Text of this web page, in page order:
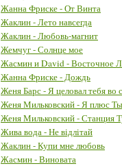
Жанна Фриске - От Винта
Жаклин - Лето навсегда
Жаклин - Любовь-магнит
Жемчуг - Солнце мое
Жасмин и David - Восточное
Жанна Фриске - Дождь
Женя Барс - Я целовал тебя во
Женя Мильковский - Я плюс Ты
Женя Мильковский - Станция
Жива вода - Не відлітай
Жаклин - Купи мне любовь
Жасмин - Виновата